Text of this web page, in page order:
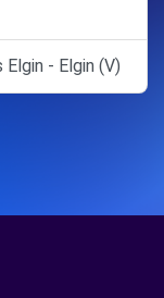
- Elgin (V)